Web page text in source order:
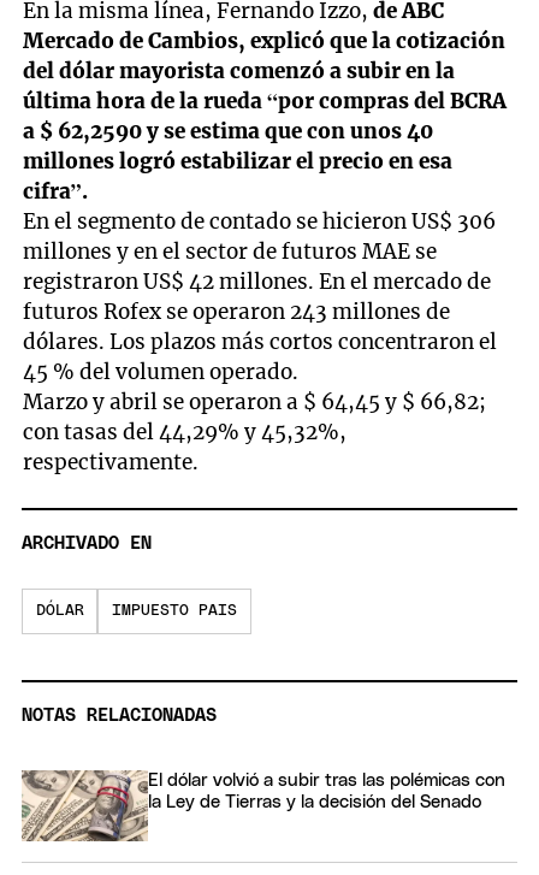
En la misma línea, Fernando Izzo,de ABC
Mercado de Cambios, explicó que la cotización
del dólar mayorista comenzó a subir en la
última hora de la rueda “por compras del BCRA
a $ 62,2590 y se estima que con unos 40
millones logró estabilizar el precio en esa
cifra”.
En el segmento de contado se hicieron US$ 306
millones y en el sector de futuros MAE se
registraron US$ 42 millones. En el mercado de
futuros Rofex se operaron 243 millones de
dólares. Los plazos más cortos concentraron el
45 % del volumen operado.
Marzo y abril se operaron a $ 64,45 y $ 66,82;
con tasas del 44,29% y 45,32%,
respectivamente.
ARCHIVADO EN
DÓLAR IMPUESTO PAIS
NOTAS RELACIONADAS
El dólar volvió a subir tras las polémicas con
la Ley de Tierras y la decisión del Senado